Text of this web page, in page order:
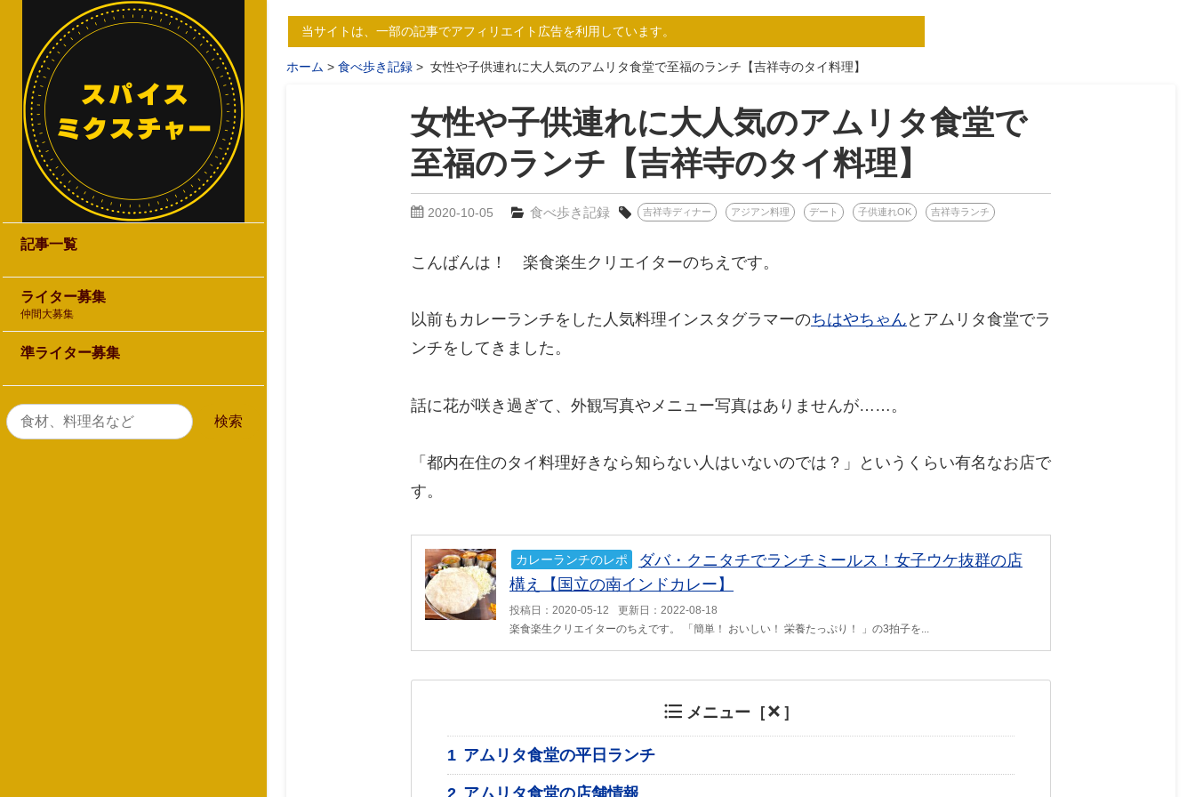
記事一覧
ライター募集
仲間大募集
準ライター募集
当サイトは、一部の記事でアフィリエイト広告を利用しています。
ホーム 食べ歩き記録 女性や子供連れに大人気のアムリタ食堂で至福のランチ【吉祥寺のタイ料理】
女性や子供連れに大人気のアムリタ食堂で
至福のランチ【吉祥寺のタイ料理】
2020-10-05 食べ歩き記録 吉祥寺ディナー アジアン料理 デート 子供連れOK 吉祥寺ランチ
こんばんは！ 楽食楽生クリエイターのちえです。
以前もカレーランチをした人気料理インスタグラマーのちはやちゃん とアムリタ食堂でラ
ンチをしてきました。
話に花が咲き過ぎて、外観写真やメニュー写真はありませんが……。
「都内在住のタイ料理好きなら知らない人はいないのでは？」というくらい有名なお店で
す。
カレーランチのレポ
ダバ・クニタチでランチミールス！女子ウケ抜群の店
構え【国立の南インドカレー】
投稿日：2020-05-12
更新日：2022-08-18
楽食楽生クリエイターのちえです。 「簡単！ おいしい！ 栄養たっぷり！ 」の3拍子を...
メニュー［ ］
1 アムリタ食堂の平日ランチ
2 アムリタ食堂の店舗情報